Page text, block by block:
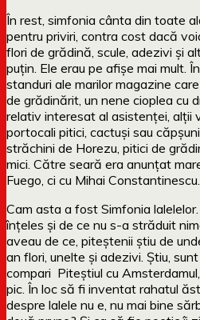
În rest, simfonia cânta din toate
pentru priviri, contra cost dacă
flori de grădină, scule, adezivi și
puțin. Ele erau pe afișe mai mult.
standuri ale marilor magazine
de grădinărit, un nene cioplea cu
relativ interesat al asistenței, alții
portocali pitici, cactuși sau
străchini de Horezu, pitici de
mici. Către seară era anunțat
Fuego, ci cu Mihai Constantinescu.
Cam asta a fost Simfonia
înțeles și de ce nu s-a străduit
aveau de ce, piteștenii știu de
an flori, unelte și adezivi. Știu,
compari Piteștiul cu
pic. În loc să fi inventat rahatul
despre lalele nu e, nu mai bine